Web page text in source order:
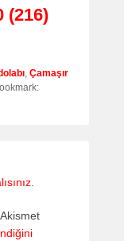
(216)
, Çamaşır